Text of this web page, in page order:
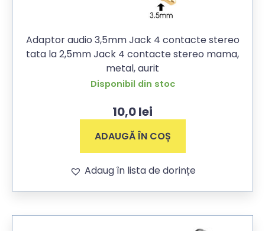
Adaptor audio 3,5mm Jack 4 contacte stereo
tata la 2,5mm Jack 4 contacte stereo mama,
metal, aurit
Disponibil din stoc
10,0lei
ADAUGĂ ÎN COȘ
Adaug în lista de dorințe